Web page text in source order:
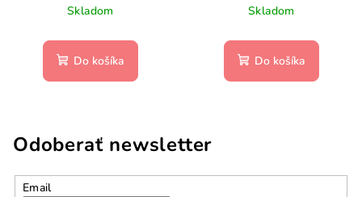
Skladom
Do košíka
Skladom
Do košíka
Odoberať newsletter
Email